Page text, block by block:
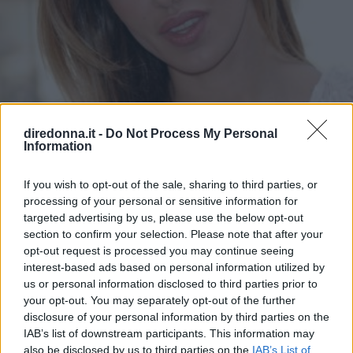
diredonna.it - Do Not Process My Personal
Information
If you wish to opt-out of the sale, sharing to third parties, or
processing of your personal or sensitive information for
targeted advertising by us, please use the below opt-out
section to confirm your selection. Please note that after your
opt-out request is processed you may continue seeing
interest-based ads based on personal information utilized by
us or personal information disclosed to third parties prior to
your opt-out. You may separately opt-out of the further
disclosure of your personal information by third parties on the
IAB’s list of downstream participants. This information may
also be disclosed by us to third parties on the IAB’s List of
GOSSIP ITALIANO
Rivelazioni sul video a luci
rosse di Belen Rodriguez
Ospite di "Announo" Belen Rodriguez parla del suo